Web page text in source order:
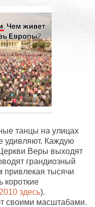
танцы на улицах
удивляют. Каждую
Веры выходят
грандиозный
тысячи
короткие
здесь).
своими масштабами.